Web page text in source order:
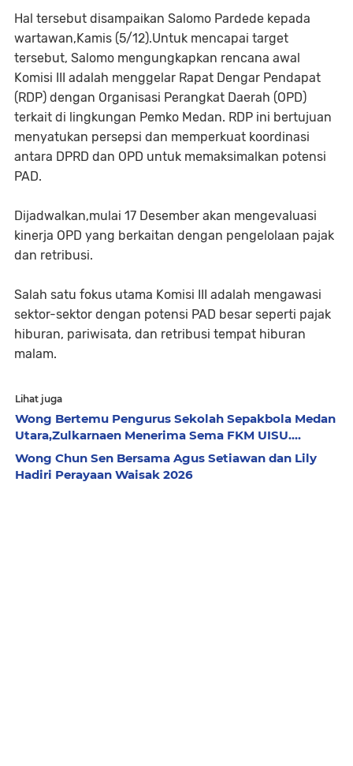
Hal tersebut disampaikan Salomo Pardede kepada
wartawan,Kamis (5/12).Untuk mencapai target
tersebut, Salomo mengungkapkan rencana awal
Komisi III adalah menggelar Rapat Dengar Pendapat
(RDP) dengan Organisasi Perangkat Daerah (OPD)
terkait di lingkungan Pemko Medan. RDP ini bertujuan
menyatukan persepsi dan memperkuat koordinasi
antara DPRD dan OPD untuk memaksimalkan potensi
PAD.
Dijadwalkan,mulai 17 Desember akan mengevaluasi
kinerja OPD yang berkaitan dengan pengelolaan pajak
dan retribusi.
Salah satu fokus utama Komisi III adalah mengawasi
sektor-sektor dengan potensi PAD besar seperti pajak
hiburan, pariwisata, dan retribusi tempat hiburan
malam.
Lihat juga
Wong Bertemu Pengurus Sekolah Sepakbola Medan
Utara,Zulkarnaen Menerima Sema FKM UISU....
Wong Chun Sen Bersama Agus Setiawan dan Lily
Hadiri Perayaan Waisak 2026